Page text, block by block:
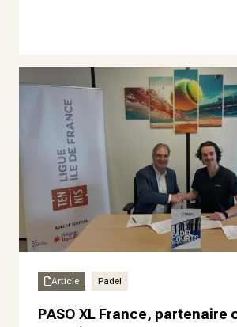
Article Padel
PASO XL France, partenaire